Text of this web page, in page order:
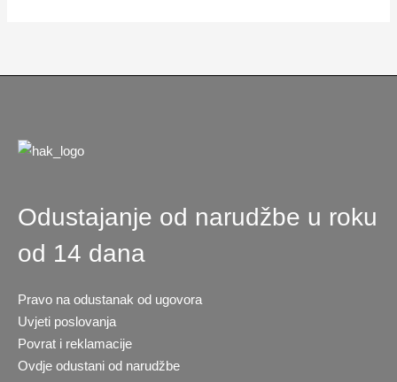
Odustajanje od narudžbe u roku
od 14 dana
Pravo na odustanak od ugovora
Uvjeti poslovanja
Povrat i reklamacije
Ovdje odustani od narudžbe